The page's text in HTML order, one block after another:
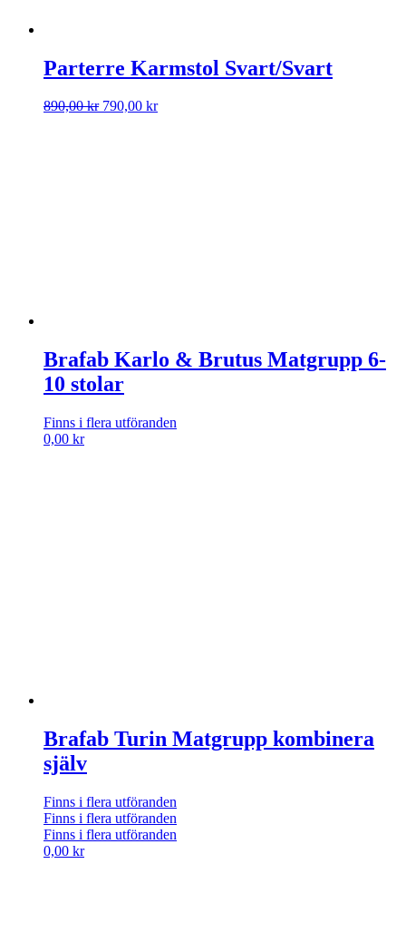
Parterre Karmstol Svart/Svart
890,00kr Det
790,00 krDet
Brafab Karlo & Brutus Matgrupp 6-
10 stolar
Finns i flera utföranden
0,00 kr
Brafab Turin Matgrupp kombinera
själv
Finns i flera utföranden
Finns i flera utföranden
Finns i flera utföranden
0,00 kr